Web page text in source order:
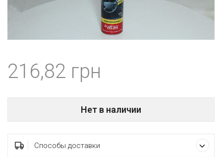
216,82
Нет в наличии
Способы доставки